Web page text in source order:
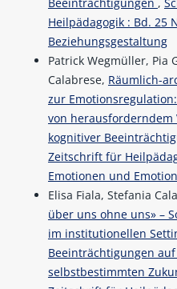
Heilpädagogik : Bd. 25
Beziehungsgestaltung
Patrick Wegmüller, Pia
Calabrese, Räumlich-
zur
von
kognitiver
Zeitschrift für
Emotionen und
Elisa Fiala, Stefania
über uns ohne uns» –
im institutionellen
Beeinträchtigungen
selbstbestimmten